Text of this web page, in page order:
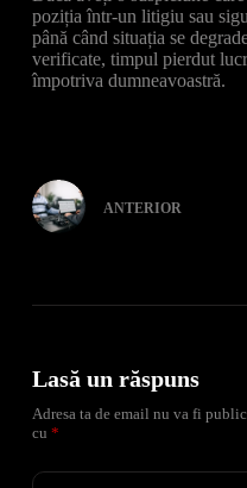
poziția într-un litigiu sau
până când situația se
verificate, timpul pierdut
împotriva dumneavoastră.
ANTERIOR
Lasă un răspuns
Adresa ta de email nu va fi
cu *